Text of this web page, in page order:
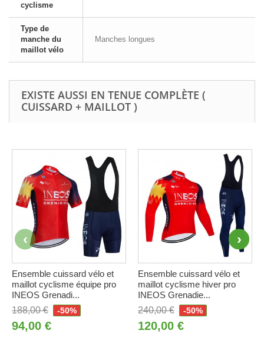
cyclisme
Type de
manche du
maillot vélo
Manches longues
EXISTE AUSSI EN TENUE COMPLÈTE (
CUISSARD + MAILLOT )
Ensemble cuissard vélo et
maillot cyclisme équipe pro
INEOS Grenadi...
188,00 €
-50%
94,00 €
Ensemble cuissard vélo et
maillot cyclisme hiver pro
INEOS Grenadie...
240,00 €
-50%
120,00 €